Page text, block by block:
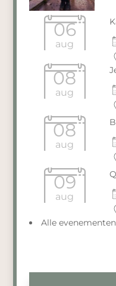
06
aug
08
aug
08
aug
09
aug
Alle evenementen